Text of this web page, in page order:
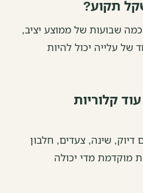
תקוע?
שבועות של ממוצע יציב,
של עלייה יכול להיות
קלוריות
שינה, צעדים, חלבון
מוקדמת מדי יכולה